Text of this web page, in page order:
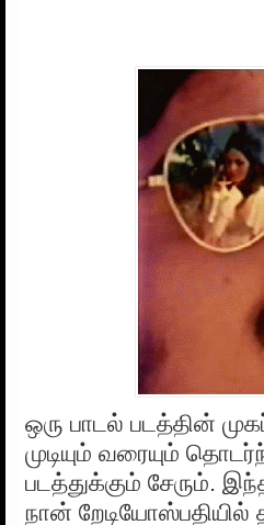
ஒரு பாடல் படத்தின்
முடியும் வரையும்
படத்துக்கும் சேரும்.
நான் றேடியோஸ்பதியில்